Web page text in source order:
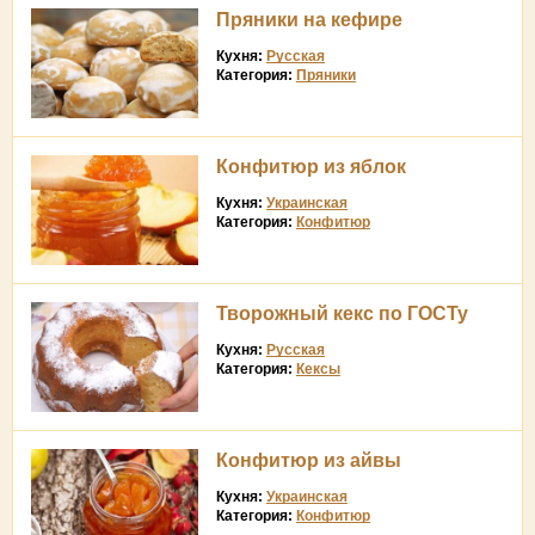
Пряники на кефире
Кухня: Русская
Категория: Пряники
Конфитюр из яблок
Кухня: Украинская
Категория: Конфитюр
Творожный кекс по ГОСТу
Кухня: Русская
Категория: Кексы
Конфитюр из айвы
Кухня: Украинская
Категория: Конфитюр